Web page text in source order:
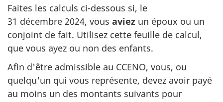
Faites les calculs ci-dessous si, le
31 décembre 2024, vous aviez un époux ou un
conjoint de fait. Utilisez cette feuille de calcul,
que vous ayez ou non des enfants.
Afin d'être admissible au CCENO, vous, ou
quelqu'un qui vous représente, devez avoir payé
au moins un des montants suivants pour